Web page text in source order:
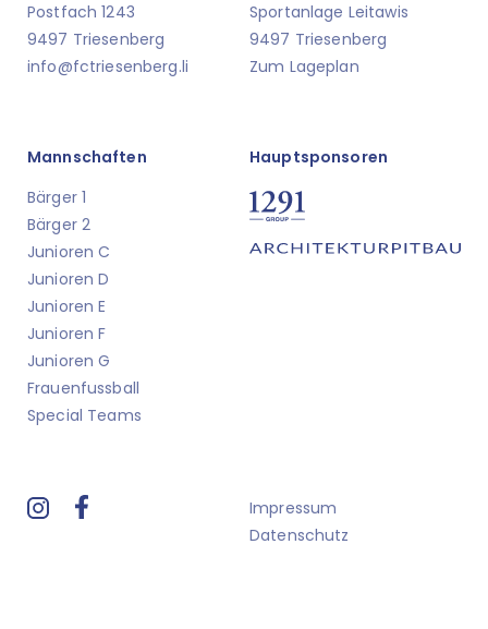
Postfach 1243
9497 Triesenberg
info@fctriesenberg.li
Sportanlage Leitawis
9497 Triesenberg
Zum Lageplan
Mannschaften
Bärger 1
Bärger 2
Junioren C
Junioren D
Junioren E
Junioren F
Junioren G
Frauenfussball
Special Teams
Hauptsponsoren
Impressum
Datenschutz